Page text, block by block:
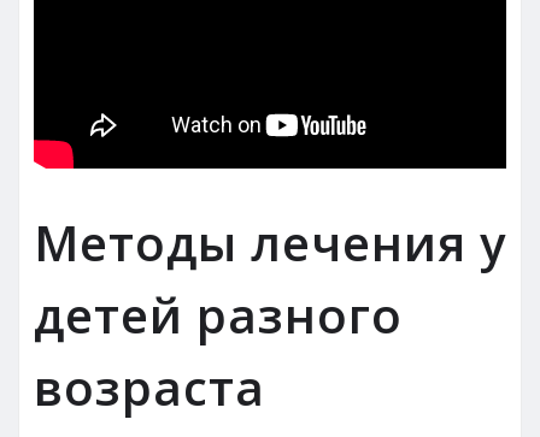
Методы лечения у
детей разного
возраста